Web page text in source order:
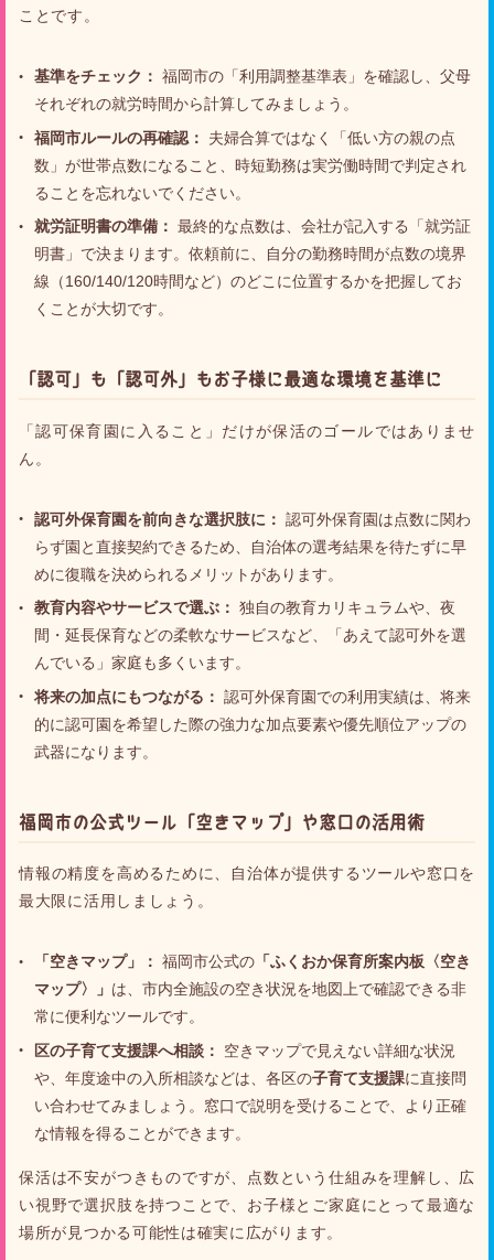
ことです。
基準をチェック： 福岡市の「利用調整基準表」を確認し、父母
それぞれの就労時間から計算してみましょう。
福岡市ルールの再確認：
夫婦合算ではなく「低い方の親の点
数」が世帯点数になること、時短勤務は実労働時間で判定され
ることを忘れないでください。
就労証明書の準備： 最終的な点数は、会社が記入する「就労証
明書」で決まります。依頼前に、自分の勤務時間が点数の境界
線（160/140/120時間など）のどこに位置するかを把握してお
くことが大切です。
「認可」も「認可外」もお子様に最適な環境を基準に
「認可保育園に入ること」だけが保活のゴールではありませ
ん。
認可外保育園を前向きな選択肢に： 認可外保育園は点数に関わ
らず園と直接契約できるため、自治体の選考結果を待たずに早
めに復職を決められるメリットがあります。
教育内容やサービスで選ぶ： 独自の教育カリキュラムや、夜
間・延長保育などの柔軟なサービスなど、「あえて認可外を選
んでいる」家庭も多くいます。
将来の加点にもつながる： 認可外保育園での利用実績は、将来
的に認可園を希望した際の強力な加点要素や優先順位アップの
武器になります。
福岡市の公式ツール「空きマップ」や窓口の活用術
情報の精度を高めるために、自治体が提供するツールや窓口を
最大限に活用しましょう。
「空きマップ」： 福岡市公式の 「ふくおか保育所案内板〈空き
マップ〉」 は、市内全施設の空き状況を地図上で確認できる非
常に便利なツールです。
区の子育て支援課へ相談：
空きマップで見えない詳細な状況
や、年度途中の入所相談などは、各区の子育て支援課に直接問
い合わせてみましょう。窓口で説明を受けることで、より正確
な情報を得ることができます。
保活は不安がつきものですが、点数という仕組みを理解し、広
い視野で選択肢を持つことで、お子様とご家庭にとって最適な
場所が見つかる可能性は確実に広がります。